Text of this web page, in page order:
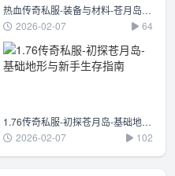
热血传奇私服-装备与材料-苍月岛资源高效获取攻略
2026-02-07
64
1.76传奇私服-初探苍月岛-基础地形与新手生存指南
2026-02-07
102